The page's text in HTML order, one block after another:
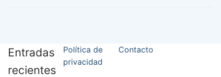
Entradas
recientes
Política de
privacidad
Contacto